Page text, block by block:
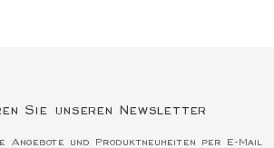
Sie unseren Newsletter
Angebote und Produktneuheiten per E-Mail